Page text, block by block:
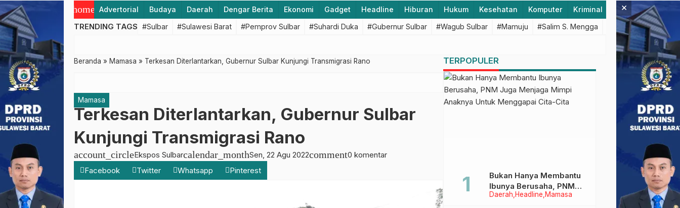
home Advertorial Budaya Daerah Dengar Berita Ekonomi Gadget Headline Hiburan Hukum Kesehatan Komputer Kriminal Lifestyle
TRENDING TAGS #Sulbar #Sulawesi Barat #Pemprov Sulbar #Suhardi Duka #Gubernur Sulbar #Wagub Sulbar #Mamuju #Salim S. Mengga #featured #Polda
Beranda » Mamasa » Terkesan Diterlantarkan, Gubernur Sulbar Kunjungi Transmigrasi Rano
Mamasa
Terkesan Diterlantarkan, Gubernur Sulbar
Kunjungi Transmigrasi Rano
account_circleEkspos Sulbarcalendar_monthSen, 22 Agu 2022comment0 komentar
Facebook
Twitter Whatsapp Pinterest
TERPOPULER
Daerah Headline Mamasa
Bukan Hanya Membantu
Ibunya Berusaha, PNM
Juga Menjaga Mimpi
×